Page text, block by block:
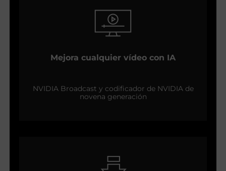
Mejora cualquier vídeo con IA
NVIDIA Broadcast y codificador de NVIDIA de
novena generación